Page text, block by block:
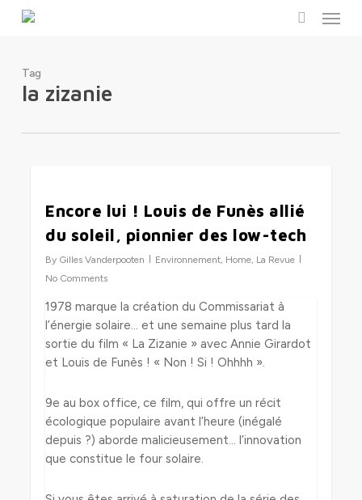
Menu
Tag
la zizanie
Encore lui ! Louis de Funès allié
du soleil, pionnier des low-tech
By Gilles Vanderpooten Environnement, Home, La Revue
No Comments
1978 marque la création du Commissariat à
l’énergie solaire… et une semaine plus tard la
sortie du film « La Zizanie » avec Annie Girardot
et Louis de Funès ! « Non ! Si ! Ohhhh ».
9e au box office, ce film, qui offre un récit
écologique populaire avant l’heure (inégalé
depuis ?) aborde malicieusement… l’innovation
que constitue le four solaire.